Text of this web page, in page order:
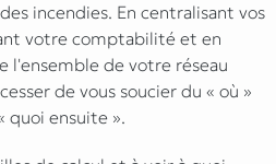
incendies. En centralisant vos
votre comptabilité et en
l'ensemble de votre réseau
de vous soucier du « où »
quoi ensuite ».